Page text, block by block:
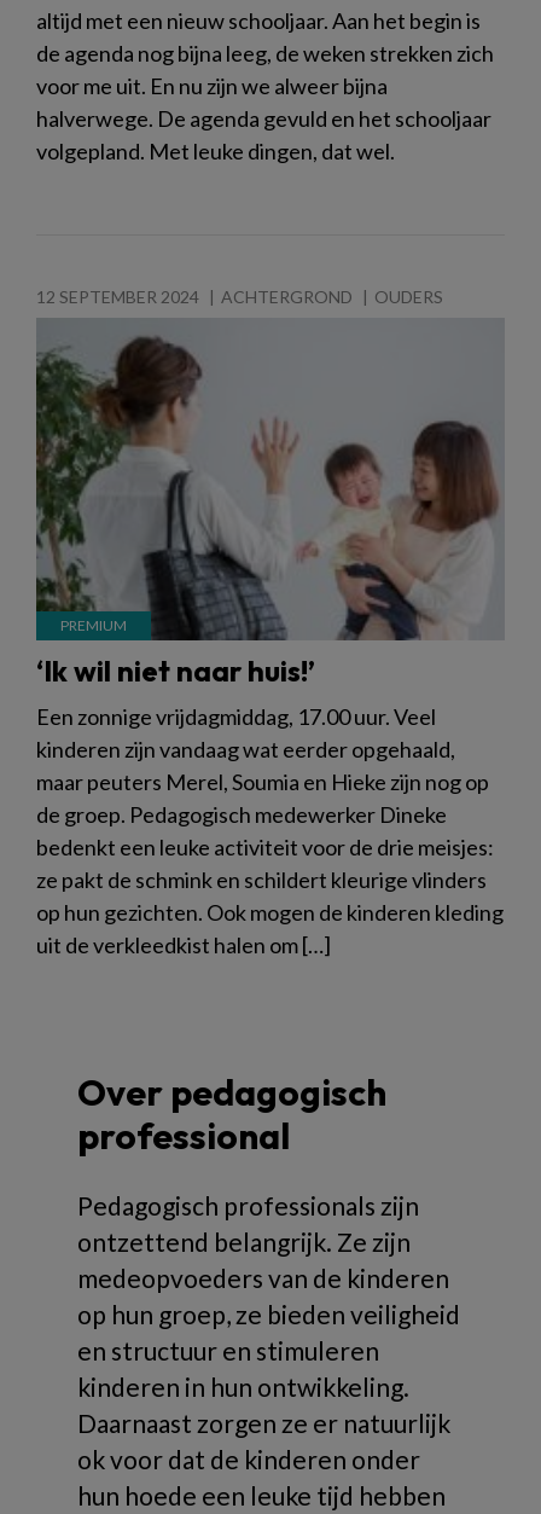
altijd met een nieuw schooljaar. Aan het begin is
de agenda nog bijna leeg, de weken strekken zich
voor me uit. En nu zijn we alweer bijna
halverwege. De agenda gevuld en het schooljaar
volgepland. Met leuke dingen, dat wel.
12 SEPTEMBER 2024 ACHTERGROND OUDERS
‘Ik wil niet naar huis!’
Een zonnige vrijdagmiddag, 17.00 uur. Veel
kinderen zijn vandaag wat eerder opgehaald,
maar peuters Merel, Soumia en Hieke zijn nog op
de groep. Pedagogisch medewerker Dineke
bedenkt een leuke activiteit voor de drie meisjes:
ze pakt de schmink en schildert kleurige vlinders
op hun gezichten. Ook mogen de kinderen kleding
uit de verkleedkist halen om […]
Over pedagogisch
professional
Pedagogisch professionals zijn
ontzettend belangrijk. Ze zijn
medeopvoeders van de kinderen
op hun groep, ze bieden veiligheid
en structuur en stimuleren
kinderen in hun ontwikkeling.
Daarnaast zorgen ze er natuurlijk
ok voor dat de kinderen onder
hun hoede een leuke tijd hebben